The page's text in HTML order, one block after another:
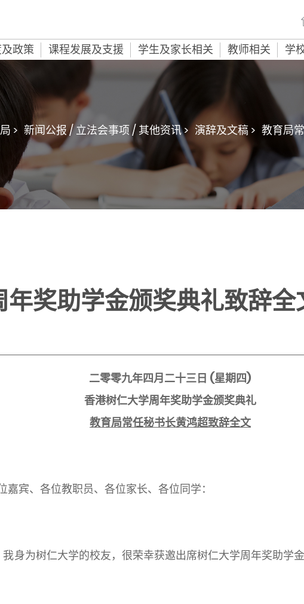
政策 课程发展及支援 学生及家长相关 教师相关 学
> 新闻公报 / 立法会事项 / 其他资讯 > 演辞及文稿 > 教育局
奖助学金颁奖典礼致辞全
二零零九年四月二十三日 (星期四)
香港树仁大学周年奖助学金颁奖典礼
教育局常任秘书长黄鸿超致辞全文
嘉宾、各位教职员、各位家长、各位同学：
身为树仁大学的校友，很荣幸获邀出席树仁大学周年奖助学